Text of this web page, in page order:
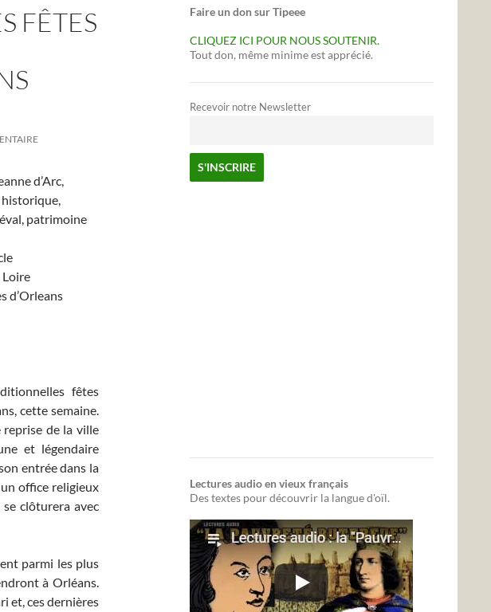
FÊTES
d’Arc,
historique,
patrimoine
Loire
d’Orleans
fêtes
cette semaine.
reprise de la ville
et légendaire
entrée dans la
un office religieux
clôturera avec
parmi les plus
à Orléans.
et, ces dernières
Faire un don sur Tipeee
CLIQUEZ ICI POUR NOUS SOUTENIR.
Tout don, même minime est apprécié.
Recevoir notre Newsletter
Lectures audio en vieux français
Des textes pour découvrir la langue d'oïl.